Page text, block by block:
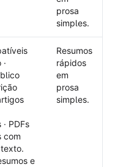
prosa
simples.
PDFs
com
e
Resumos
rápidos
em
prosa
simples.